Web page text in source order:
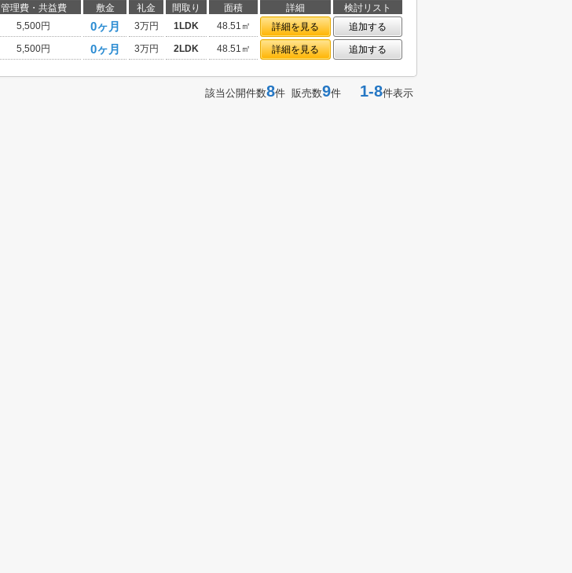
管理費・共益費 敷金 礼金 間取り 面積 詳細
検討リスト
5,500円 0ヶ月 3万円 1LDK 48.51㎡ 詳細を見る
追加する
5,500円 0ヶ月 3万円 2LDK 48.51㎡ 詳細を見る 追加する
該当公開件数8件 販売数9件 1-8件表示